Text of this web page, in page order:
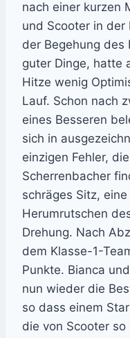
nach einer kurzen
und Scooter in der
der Begehung des
guter Dinge, hatte
Hitze wenig
Lauf. Schon nach
eines Besseren
sich in
einzigen Fehler,
Scherrenbacher
schräges Sitz,
Herumrutschen
Drehung. Nach
dem Klasse-1-
Punkte. Bianca
nun wieder die
so dass einem
die von Scooter so